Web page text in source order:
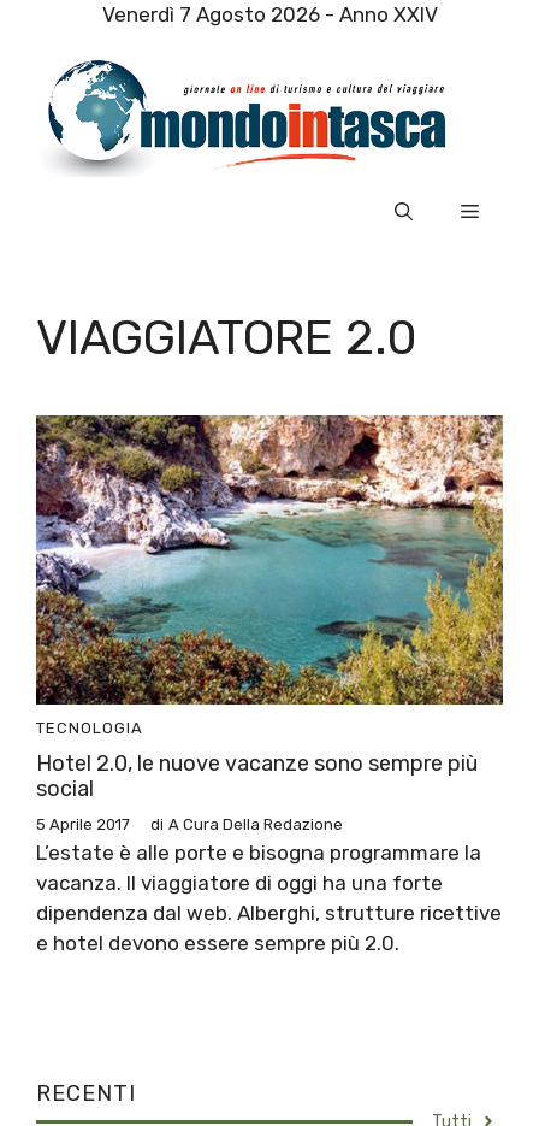
contenuto
Venerdì 7 Agosto 2026 - Anno XXIV
Menu
VIAGGIATORE 2.0
TECNOLOGIA
Hotel 2.0, le nuove vacanze sono sempre più
social
5 Aprile 2017 di A Cura Della Redazione
L’estate è alle porte e bisogna programmare la
vacanza. Il viaggiatore di oggi ha una forte
dipendenza dal web. Alberghi, strutture ricettive
e hotel devono essere sempre più 2.0.
RECENTI
Tutti